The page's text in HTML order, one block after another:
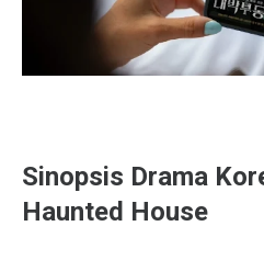
Sinopsis Drama
Haunted House